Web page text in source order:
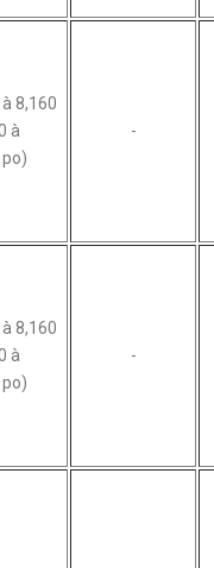
8,160
à
-
8,160
à
-